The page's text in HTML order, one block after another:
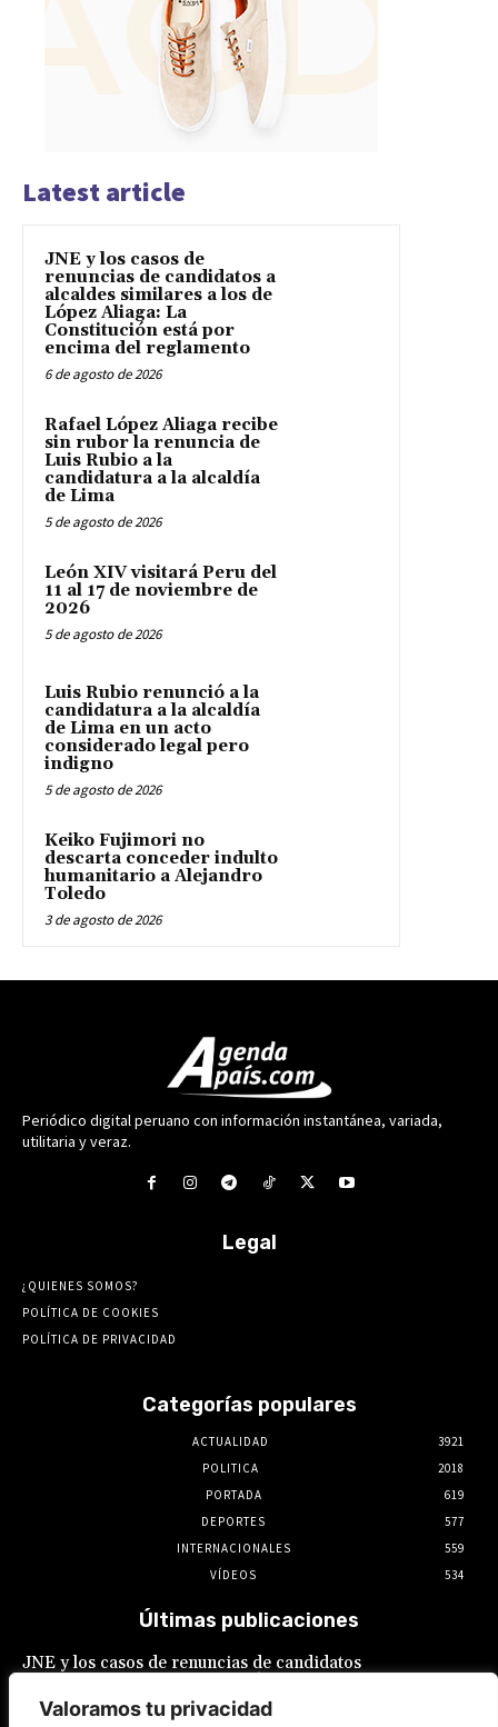
Valoramos tu privacidad
Latest article
JNE y los casos de
renuncias de candidatos a
alcaldes similares a los de
López Aliaga: La
Constitución está por
encima del reglamento
6 de agosto de 2026
Rafael López Aliaga recibe
sin rubor la renuncia de
Luis Rubio a la
candidatura a la alcaldía
de Lima
5 de agosto de 2026
León XIV visitará Peru del
11 al 17 de noviembre de
2026
5 de agosto de 2026
Luis Rubio renunció a la
candidatura a la alcaldía
de Lima en un acto
considerado legal pero
indigno
5 de agosto de 2026
Keiko Fujimori no
descarta conceder indulto
humanitario a Alejandro
Toledo
3 de agosto de 2026
Periódico digital peruano con información instantánea, variada,
utilitaria y veraz.
Legal
¿QUIENES SOMOS?
POLÍTICA DE COOKIES
POLÍTICA DE PRIVACIDAD
Categorías populares
ACTUALIDAD
3921
POLITICA
2018
PORTADA
619
DEPORTES
577
INTERNACIONALES
559
VÍDEOS
534
Últimas publicaciones
JNE y los casos de renuncias de candidatos
Constitución está por encima del reglamento